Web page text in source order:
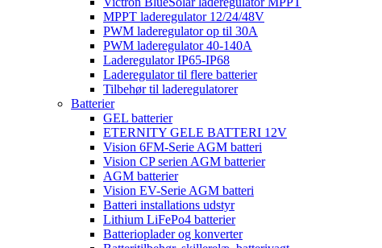
MPPT laderegulator 12/24/48V
PWM laderegulator op til 30A
PWM laderegulator 40-140A
Laderegulator IP65-IP68
Laderegulator til flere batterier
Tilbehør til laderegulatorer
Batterier
GEL batterier
ETERNITY GELE BATTERI 12V
Vision 6FM-Serie AGM batteri
Vision CP serien AGM batterier
AGM batterier
Vision EV-Serie AGM batteri
Batteri installations udstyr
Lithium LiFePo4 batterier
Batterioplader og konverter